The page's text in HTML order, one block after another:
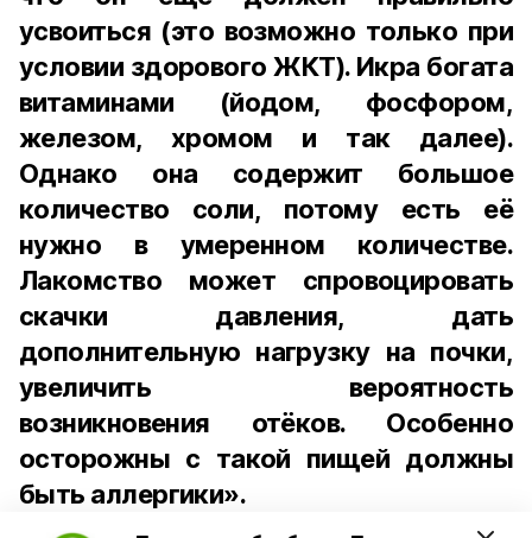
усвоиться (это возможно только при
условии здорового ЖКТ). Икра богата
витаминами (йодом, фосфором,
железом, хромом и так далее).
Однако она содержит большое
количество соли, потому есть её
нужно в умеренном количестве.
Лакомство может спровоцировать
скачки давления, дать
дополнительную нагрузку на почки,
увеличить вероятность
возникновения отёков. Особенно
осторожны с такой пищей должны
быть аллергики».